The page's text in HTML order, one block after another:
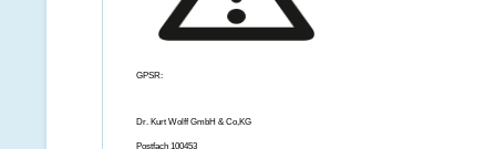
GPSR:
Dr. Kurt Wolff GmbH & Co,KG
Postfach 100453